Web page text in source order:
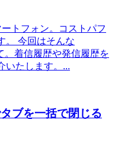
トフォン。コストパフ
。 今回はそんな
。着信履歴や発信履歴を
いたします。...
ブを一括で閉じる